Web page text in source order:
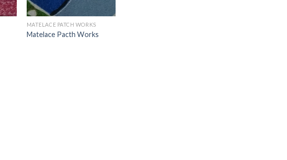
MATELACE PATCH WORKS
Matelace Pacth Works